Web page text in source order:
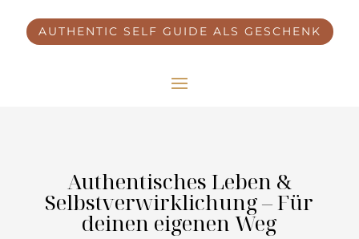
AUTHENTIC SELF GUIDE ALS GESCHENK
Authentisches Leben &
Selbstverwirklichung – Für
deinen eigenen Weg